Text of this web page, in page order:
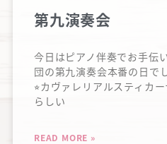
第九演奏会
今日はピアノ伴奏でお手伝
団の第九演奏会本番の日で
⭐︎カヴァレリアルスティカ
らしい
READ MORE »